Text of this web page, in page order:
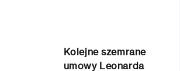
Kolejne szemrane
umowy Leonarda